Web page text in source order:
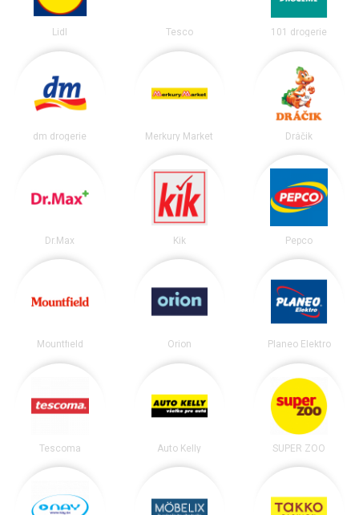
Lidl Tesco 101 drogerie
dm drogerie Merkury Market Dráčik
Dr.Max Kik Pepco
Mountfield Orion Planeo Elektro
Tescoma Auto Kelly SUPER ZOO